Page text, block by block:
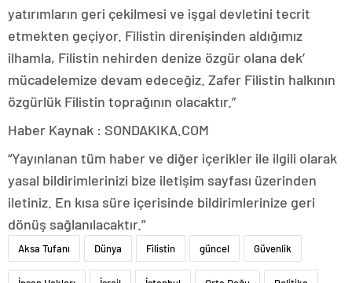
yatırımların geri çekilmesi ve işgal devletini tecrit
etmekten geçiyor. Filistin direnişinden aldığımız
ilhamla, Filistin nehirden denize özgür olana dek’
mücadelemize devam edeceğiz. Zafer Filistin halkının
özgürlük Filistin toprağının olacaktır.”
Haber Kaynak : SONDAKIKA.COM
“Yayınlanan tüm haber ve diğer içerikler ile ilgili olarak
yasal bildirimlerinizi bize iletişim sayfası üzerinden
iletiniz. En kısa süre içerisinde bildirimlerinize geri
dönüş sağlanılacaktır.”
Aksa Tufanı Dünya Filistin güncel Güvenlik